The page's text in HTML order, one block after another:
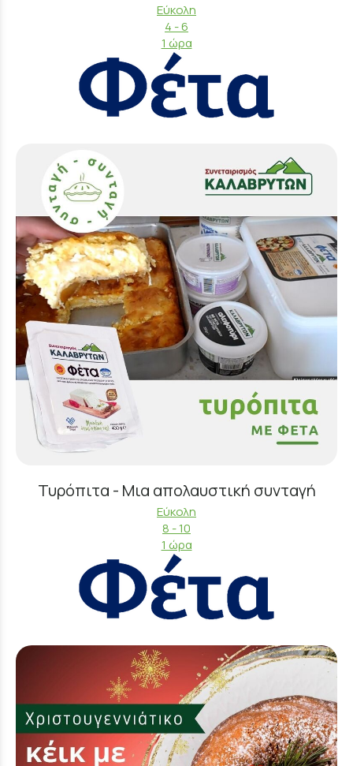
Εύκολη
4 - 6
1 ώρα
Τυρόπιτα - Μια απολαυστική συνταγή
Εύκολη
8 - 10
1 ώρα